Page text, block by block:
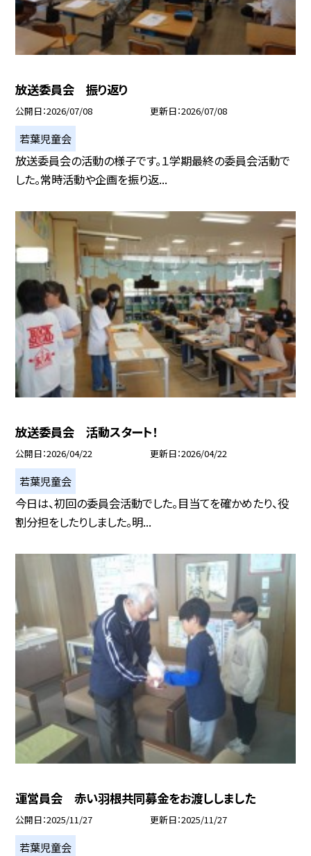
放送委員会 振り返り
公開日 2026/07/08 更新日 2026/07/08
若葉児童会
放送委員会の活動の様子です。１学期最終の委員会活動で
した。常時活動や企画を振り返...
放送委員会 活動スタート！
公開日 2026/04/22 更新日 2026/04/22
若葉児童会
今日は、初回の委員会活動でした。目当てを確かめたり、役
割分担をしたりしました。明...
運営員会 赤い羽根共同募金をお渡ししました
公開日 2025/11/27 更新日 2025/11/27
若葉児童会